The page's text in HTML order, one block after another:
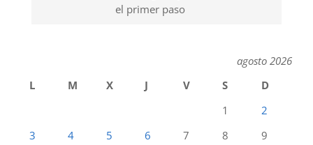
el primer paso
agosto 2026
L
M X J V S
D
1
2
3
4 5 6 7 8
9